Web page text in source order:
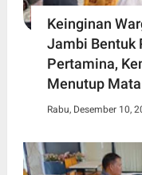
Keinginan
Jambi Bentuk
Pertamina,
Menutup Mata
Rabu, Desember 10,